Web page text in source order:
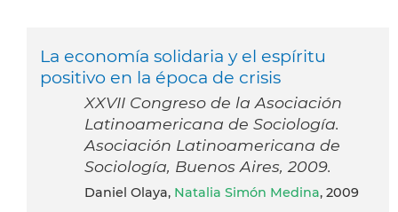
La economía solidaria y el espíritu
positivo en la época de crisis
XXVII Congreso de la Asociación
Latinoamericana de Sociología.
Asociación Latinoamericana de
Sociología, Buenos Aires, 2009.
Daniel Olaya, Natalia Simón Medina, 2009